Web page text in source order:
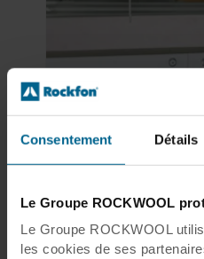
Consentement Détails
Le Groupe ROCKWOOL
Le Groupe ROCKWOOL
les cookies de ses
Lisse plate, Ossatures, Ossatures
Bord
AEX,
Réaction au feu
A1